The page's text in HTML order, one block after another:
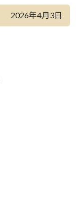
2026年4月3日